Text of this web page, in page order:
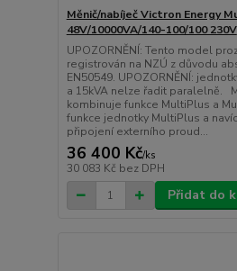
Měnič/nabíječ Victron Energy
48V/10000VA/140-100/100 230V
UPOZORNĚNÍ: Tento model
registrován na NZÚ z důvodu
EN50549. UPOZORNĚNÍ:
a 15kVA nelze řadit paralelně.
kombinuje funkce MultiPlus a
funkce jednotky MultiPlus a
připojení externího proud...
36 400 Kč/ks
30 083 Kč bez DPH
Přidat do